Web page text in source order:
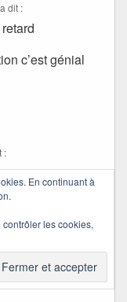
a dit :
c’est génial
:
le florilège
gentil.
En continuant à
les cookies,